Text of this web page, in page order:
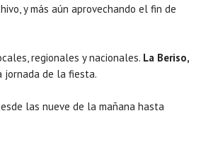
y más aún aprovechando el fin de
regionales y nacionales. La Beriso,
jornada de la fiesta.
las nueve de la mañana hasta